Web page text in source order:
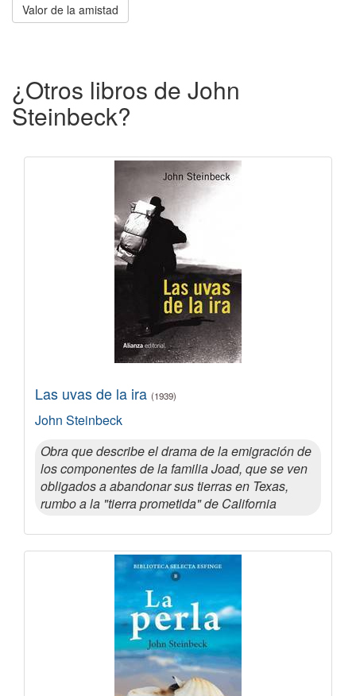
Valor de la amistad
¿Otros libros de John
Steinbeck?
Las uvas de la ira (1939)
John Steinbeck
Obra que describe el drama de la emigración de
los componentes de la familia Joad, que se ven
obligados a abandonar sus tierras en Texas,
rumbo a la "tierra prometida" de California